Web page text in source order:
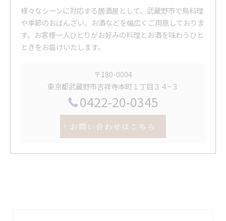
様々なシーンに対応する居酒屋として、武蔵野市で鳥料理
や季節のおばんざい、お酒などを幅広くご用意しておりま
す。お客様一人ひとりがお好みの料理とお酒を味わうひと
ときをお届けいたします。
〒180-0004
東京都武蔵野市吉祥寺本町１丁目３４−３
0422-20-0345
お問い合わせはこちら